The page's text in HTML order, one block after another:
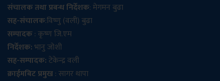
संचालक तथा प्रबन्ध निर्देशक: मेगमन बुढा
सह-संचालक:विष्णु (वली) बुढा
सम्पादक: कृष्ण जि.एम
निर्देशक:भानु जोशी
सह-सम्पादक:टेकेन्द्र वली
क्राईमबिट प्रमुख: सागर थापा